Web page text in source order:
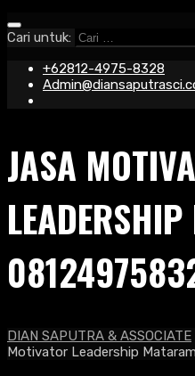
Cari untuk:
+62812-4975-8328
JASA
DIAN SAPUTRA & ASSOCIATE
Motivator Leadership